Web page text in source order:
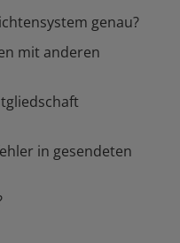
genau?
mit anderen
in gesendeten